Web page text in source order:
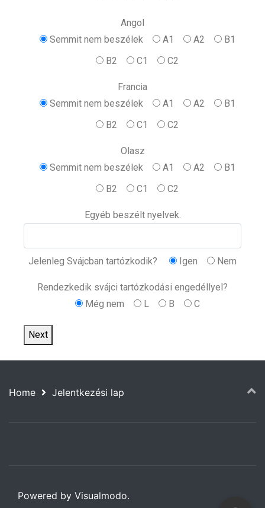
Angol
Semmit nem beszélek
A1 A2
B1
B2
C1 C2
Francia
Semmit nem beszélek
A1 A2
B1
B2
C1 C2
Olasz
Semmit nem beszélek
A1 A2
B1
B2
C1 C2
Egyéb beszélt nyelvek.
Jelenleg Svájcban tartózkodik? Igen Nem
Rendezkedik svájci tartózkodási engedéllyel?
Még nem
L B C
Next
Home Jelentkezési lap
Powered by Visualmodo.